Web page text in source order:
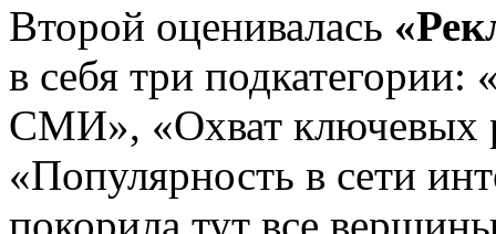
Второй оценивалась
в себя три
СМИ», «Охват ключевых
«Популярность в сети
покорила тут все